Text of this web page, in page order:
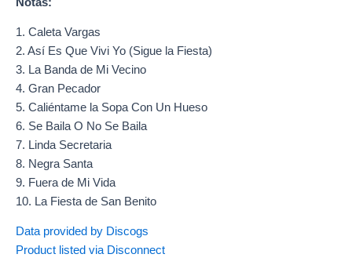
1. Caleta Vargas
2. Así Es Que Vivi Yo (Sigue la Fiesta)
3. La Banda de Mi Vecino
4. Gran Pecador
5. Caliéntame la Sopa Con Un Hueso
6. Se Baila O No Se Baila
7. Linda Secretaria
8. Negra Santa
9. Fuera de Mi Vida
10. La Fiesta de San Benito
Data provided by Discogs
Product listed via Disconnect